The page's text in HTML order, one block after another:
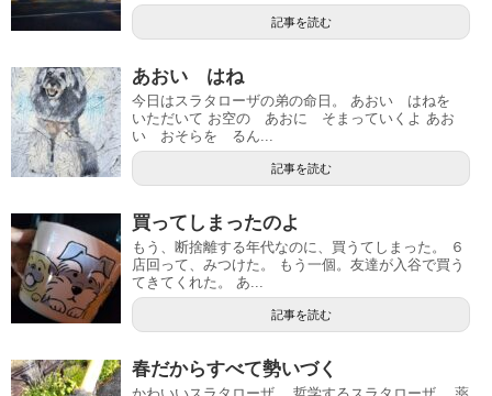
記事を読む
あおい はね
今日はスラタローザの弟の命日。 あおい はねを
いただいて お空の あおに そまっていくよ あお
い おそらを るん...
記事を読む
買ってしまったのよ
もう、断捨離する年代なのに、買うてしまった。 ６
店回って、みつけた。 もう一個。友達が入谷で買う
てきてくれた。 あ...
記事を読む
春だからすべて勢いづく